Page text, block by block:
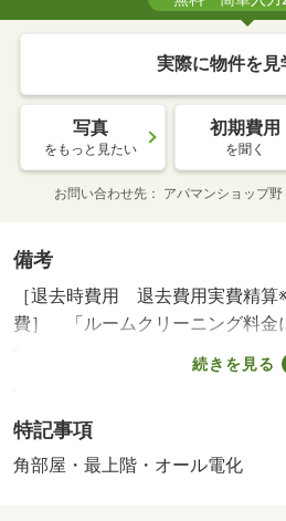
実際に物件を見
写真
をもっと見たい
初期費用
を聞く
お問い合わせ先 アパマンショップ
備考
［退去時費用 退去費用実費精算
費］ 「ルームクリーニング料金
グ費用を含みます。」ルームクリ
お預りさせて頂きます。 ＮＯ：
０００円、月額保証料賃料等総額
（その他商品あり））・他交通手
続きを見る
特記事項
角部屋・最上階・オール電化